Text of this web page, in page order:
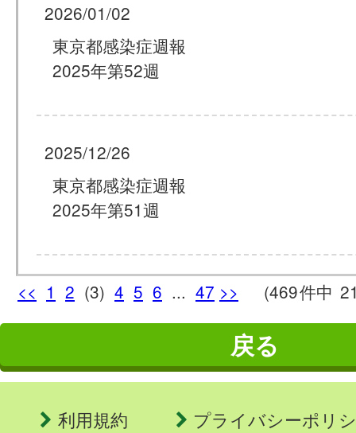
2026/01/02
東京都感染症週報
2025年第52週
2025/12/26
東京都感染症週報
2025年第51週
<< 1 2 (3) 4 5 6 ... 47 >> (469件中
戻る
利用規約
プライバシーポリ